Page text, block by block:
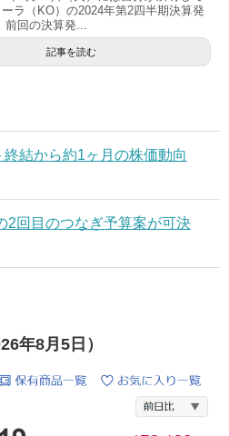
ラ（KO）の2024年第2四半期決算発
前回の決算発...
記事を読む
結から約1ヶ月の株価動向
2回目のつなぎ予算案が可決
年8月5日）